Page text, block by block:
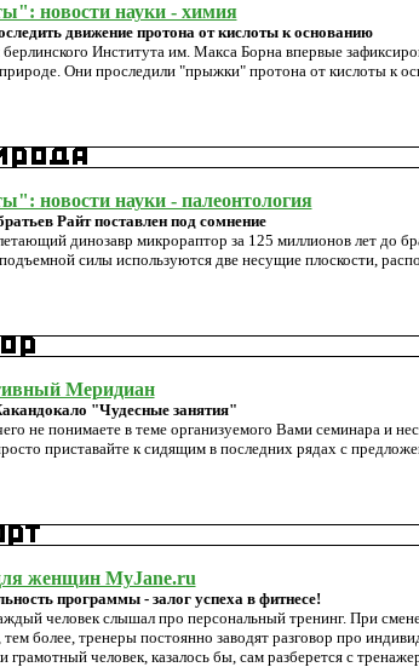
новости науки - химия
движение протона от кислоты к основанию
Института им. Макса Борна впервые
Они проследили "прыжки" протона от кислоты к
новости науки - палеонтология
Райт поставлен под сомнение
динозавр микрораптор за 125 миллионов лет до
силы используются две несущие плоскости,
Меридиан
"Чудесные занятия"
не понимаете в теме организуемого Вами семинара и
приставайте к сидящим в последних рядах с
женщин MyJane.ru
программы - залог успеха в фитнесе!
человек слышал про персональный тренинг. При
более, тренеры постоянно заводят разговор про
грамотный человек, казалось бы, сам разберется с